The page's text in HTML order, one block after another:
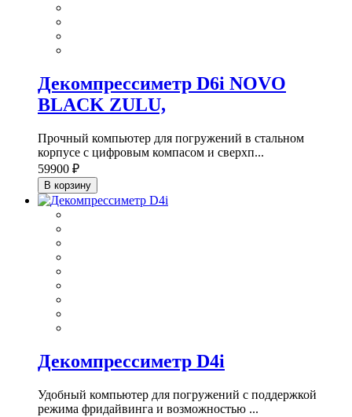
Декомпрессиметр D6i NOVO
BLACK ZULU,
Прочный компьютер для погружений в стальном
корпусе с цифровым компасом и сверхп...
59900 ₽
В корзину
Декомпрессиметр D4i
Удобный компьютер для погружений с поддержкой
режима фридайвинга и возможностью ...